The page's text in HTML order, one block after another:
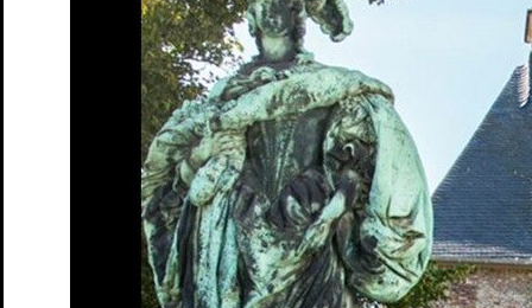
Sponsoren
Geschichte
Offene Stellen
Junges S.T.M.
Spielplan
Penguin’s Days
Mitmachen
Schulen und Kitas